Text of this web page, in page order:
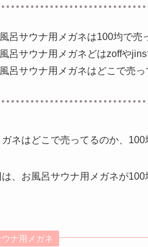
呂サウナ用メガネは100均で売
呂サウナ用メガネどはzoffやjins
呂サウナ用メガネはどこで売っ
ネはどこで売ってるのか、
、お風呂サウナ用メガネが
ナ用メガネ